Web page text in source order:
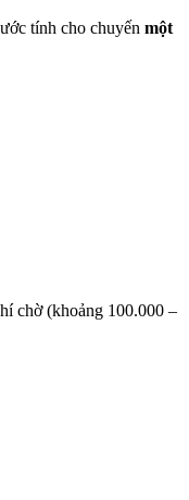
tính cho chuyến một
chờ (khoảng 100.000 –